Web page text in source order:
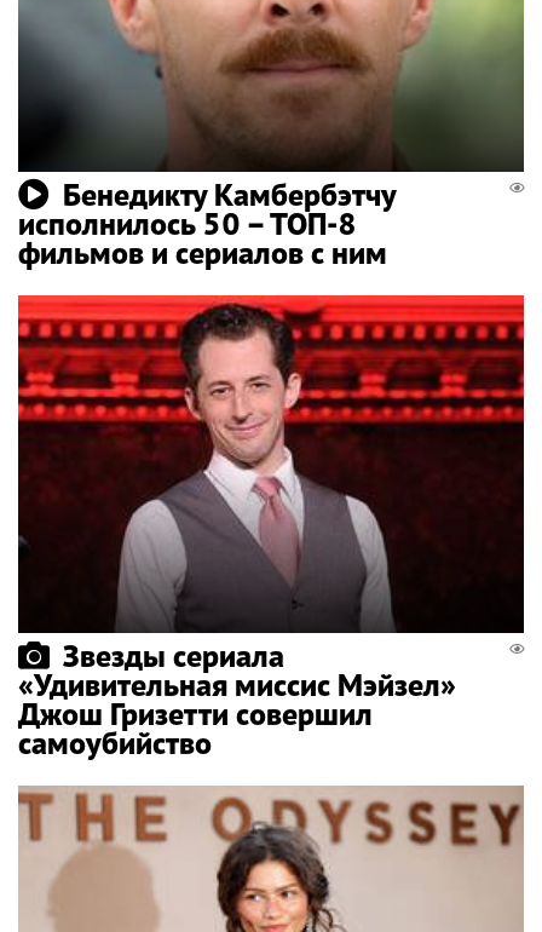
Бенедикту Камбербэтчу
исполнилось 50 – ТОП-8
фильмов и сериалов с ним
Звезды сериала
«Удивительная миссис Мэйзел»
Джош Гризетти совершил
самоубийство